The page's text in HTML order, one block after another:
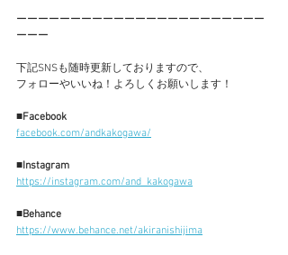
ーーーーーーーーーーーーーーーーーーーーーーー
ーーー
下記SNSも随時更新しておりますので、
フォローやいいね！よろしくお願いします！
■Facebook
facebook.com/andkakogawa/
■Instagram
https://instagram.com/and_kakogawa
■Behance
https://www.behance.net/akiranishijima